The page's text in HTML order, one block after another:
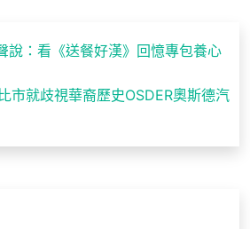
說：看《送餐好漢》回憶專包養心
市就歧視華裔歷史OSDER奧斯德汽